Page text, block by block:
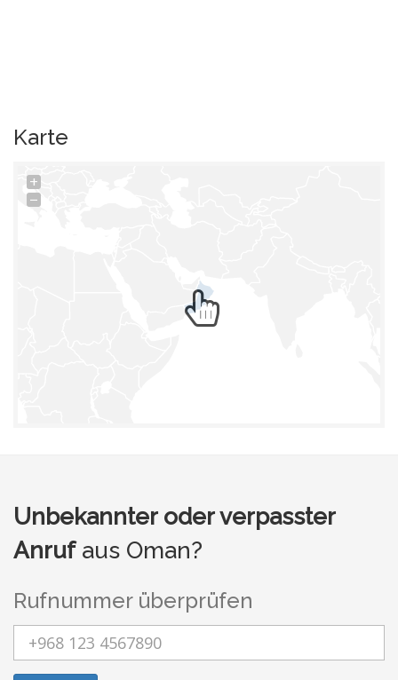
Karte
+
−
Unbekannter oder verpasster
Anrufaus Oman?
Rufnummer überprüfen